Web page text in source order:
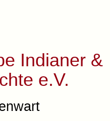
Indianer &
e.V.